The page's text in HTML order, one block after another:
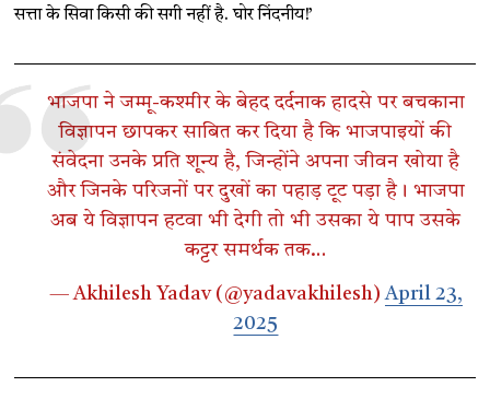
सत्ता के सिवा किसी की सगी नहीं है. घोर निंदनीय!’
भाजपा ने जम्मू-कश्मीर के बेहद दर्दनाक हादसे पर बचकाना
विज्ञापन छापकर साबित कर दिया है कि भाजपाइयों की
संवेदना उनके प्रति शून्य है, जिन्होंने अपना जीवन खोया है
और जिनके परिजनों पर दुखों का पहाड़ टूट पड़ा है। भाजपा
अब ये विज्ञापन हटवा भी देगी तो भी उसका ये पाप उसके
कट्टर समर्थक तक…
— Akhilesh Yadav (@yadavakhilesh)April 23,
2025